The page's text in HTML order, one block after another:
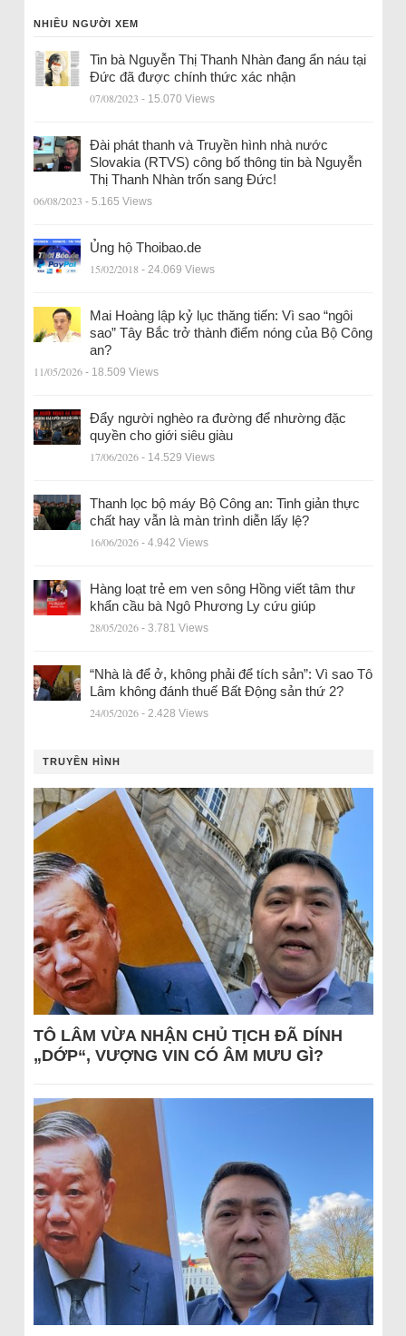
NHIỀU NGƯỜI XEM
Tin bà Nguyễn Thị Thanh Nhàn đang ẩn náu tại
Đức đã được chính thức xác nhận
07/08/2023 - 15.070 Views
Đài phát thanh và Truyền hình nhà nước
Slovakia (RTVS) công bố thông tin bà Nguyễn
Thị Thanh Nhàn trốn sang Đức!
06/08/2023 - 5.165 Views
Ủng hộ Thoibao.de
15/02/2018 - 24.069 Views
Mai Hoàng lập kỷ lục thăng tiến: Vì sao “ngôi
sao” Tây Bắc trở thành điểm nóng của Bộ Công
an?
11/05/2026 - 18.509 Views
Đẩy người nghèo ra đường để nhường đặc
quyền cho giới siêu giàu
17/06/2026 - 14.529 Views
Thanh lọc bộ máy Bộ Công an: Tinh giản thực
chất hay vẫn là màn trình diễn lấy lệ?
16/06/2026 - 4.942 Views
Hàng loạt trẻ em ven sông Hồng viết tâm thư
khẩn cầu bà Ngô Phương Ly cứu giúp
28/05/2026 - 3.781 Views
“Nhà là để ở, không phải để tích sản”: Vì sao Tô
Lâm không đánh thuế Bất Động sản thứ 2?
24/05/2026 - 2.428 Views
TRUYỀN HÌNH
TÔ LÂM VỪA NHẬN CHỦ TỊCH ĐÃ DÍNH
„DỚP“, VƯỢNG VIN CÓ ÂM MƯU GÌ?